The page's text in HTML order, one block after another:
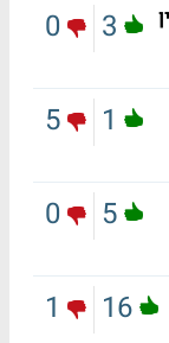
3
0
1
5
5
0
16
1